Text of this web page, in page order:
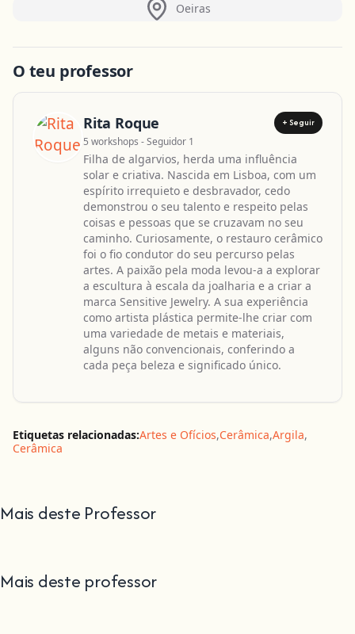
Oeiras
O teu professor
Rita Roque + Seguir
5 workshops - Seguidor 1
Filha de algarvios, herda uma influência
solar e criativa. Nascida em Lisboa, com um
espírito irrequieto e desbravador, cedo
demonstrou o seu talento e respeito pelas
coisas e pessoas que se cruzavam no seu
caminho. Curiosamente, o restauro cerâmico
foi o fio condutor do seu percurso pelas
artes. A paixão pela moda levou-a a explorar
a escultura à escala da joalharia e a criar a
marca Sensitive Jewelry. A sua experiência
como artista plástica permite-lhe criar com
uma variedade de metais e materiais,
alguns não convencionais, conferindo a
cada peça beleza e significado único.
Etiquetas relacionadas:Artes e Ofícios,Cerâmica,Argila,
Cerâmica
Mais deste Professor
Mais deste professor